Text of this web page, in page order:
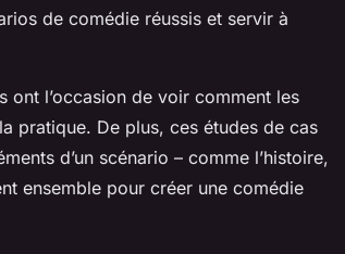
de comédie réussis et servir à
ont l’occasion de voir comment les
pratique. De plus, ces études de cas
d’un scénario – comme l’histoire,
ensemble pour créer une comédie